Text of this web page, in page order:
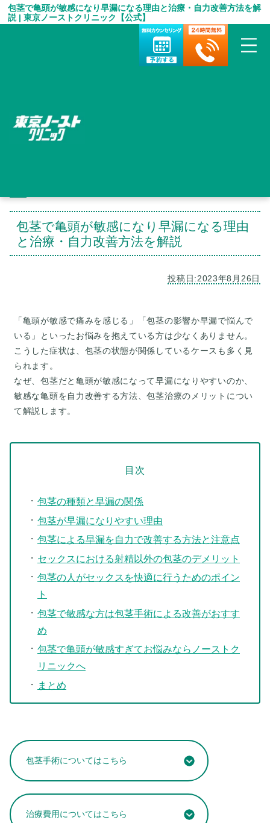
包茎で亀頭が敏感になり早漏になる理由と治療・自力改善方法を解
説 | 東京ノーストクリニック【公式】
包茎で亀頭が敏感になり早漏になる理由
と治療・自力改善方法を解説
「亀頭が敏感で痛みを感じる」「包茎の影響か早漏で悩んで
いる」といったお悩みを抱えている方は少なくありません。
こうした症状は、包茎の状態が関係しているケースも多く見
られます。
なぜ、包茎だと亀頭が敏感になって早漏になりやすいのか、
敏感な亀頭を自力改善する方法、包茎治療のメリットについ
目次
包茎の種類と早漏の関係
包茎が早漏になりやすい理由
包茎による早漏を自力で改善する方法と注意点
セックスにおける射精以外の包茎のデメリット
包茎の人がセックスを快適に行うためのポイン
ト
包茎で敏感な方は包茎手術による改善がおすす
め
包茎で亀頭が敏感すぎてお悩みならノーストク
リニックへ
まとめ
包茎手術についてはこちら
治療費用についてはこちら